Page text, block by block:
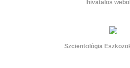
hivatalos
Szcientológia